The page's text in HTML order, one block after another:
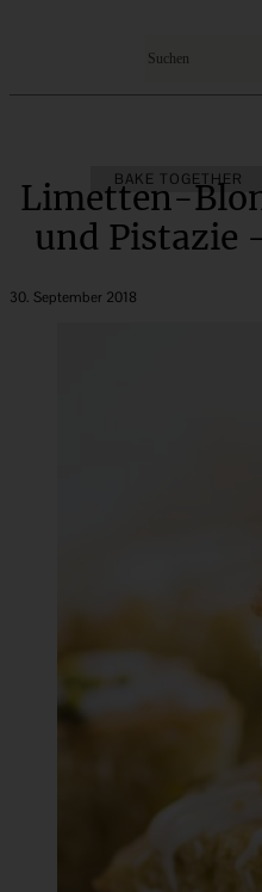
BAKE TOGETHER
Limetten-
und Pistazie
30. September 2018